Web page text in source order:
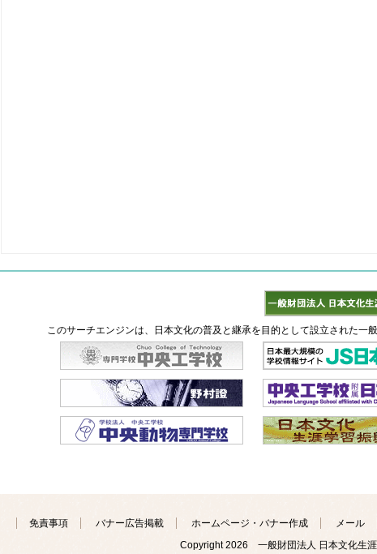
このサーチエンジンは、日本文化の普及と継承を目的として設立された一
免責事項 バナー広告掲載 ホームページ・バナー作成 メール
Copyright2026 一般財団法人 日本文化生